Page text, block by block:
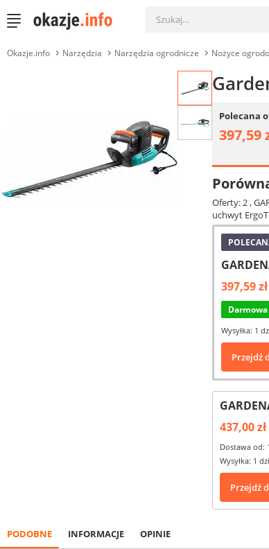
Okazje.info Narzędzia Narzędzia ogrodnicze Nożyce
Polecana
397,59
Oferty: 2,
uchwyt
397,59 zł
Wysyłka: 1
Przejdź
437,00 zł
Dostawa od:
Wysyłka: 1
Przejdź
PODOBNE INFORMACJE OPINIE